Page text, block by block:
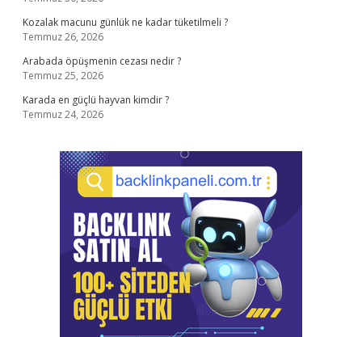
Kozalak macunu günlük ne kadar tüketilmeli ?
Temmuz 26, 2026
Arabada öpüşmenin cezası nedir ?
Temmuz 25, 2026
Karada en güçlü hayvan kimdir ?
Temmuz 24, 2026